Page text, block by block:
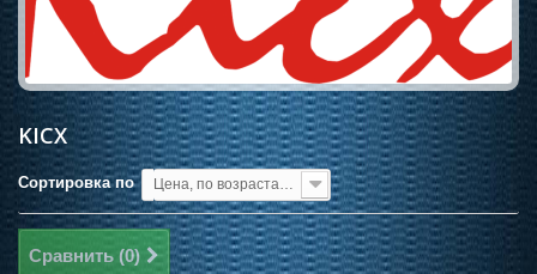
KICX
Сортировка по
Сравнить (0)